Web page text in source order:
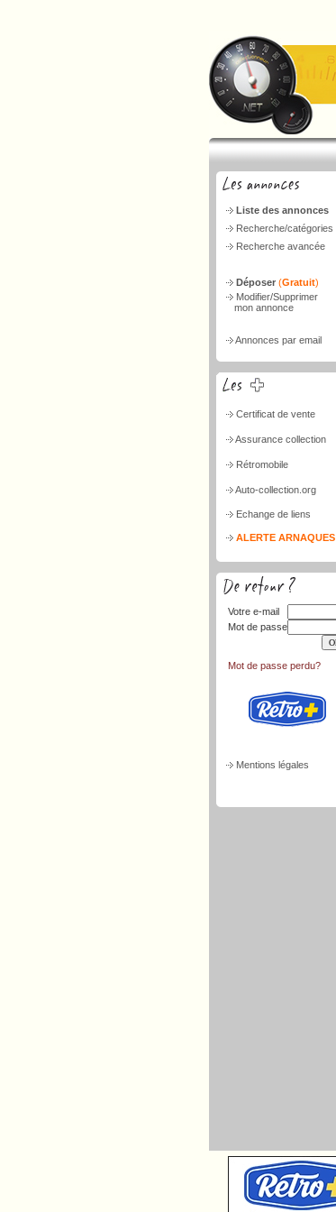
Liste des annonces
Recherche/catégories
Recherche avancée
Déposer (Gratuit)
Modifier/Supprimer
mon annonce
Annonces par email
Certificat de vente
Assurance collection
Rétromobile
Auto-collection.org
Echange de liens
ALERTE ARNAQUES
Votre e-mail
Mot de passe
Mot de passe perdu?
Mentions légales